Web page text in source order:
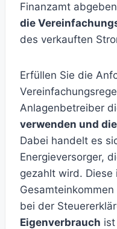
Finanzamt
die
des verkauften
Erfüllen Sie die
Anlagenbetreiber
verwenden und
Dabei handelt es
Energieversorger,
gezahlt wird. Diese
bei der
Eigenverbrauch